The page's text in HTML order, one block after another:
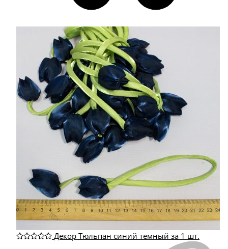
Декор Тюльпан синий темный за 1 шт.